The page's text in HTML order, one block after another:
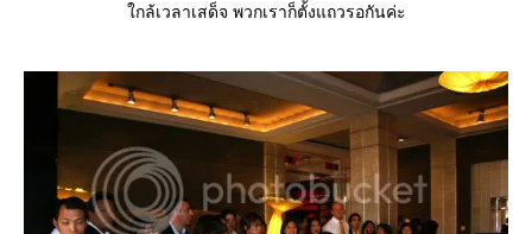
ใกล้เวลาเสด็จ พวกเราก็ตั้งแถวรอกันค่ะ